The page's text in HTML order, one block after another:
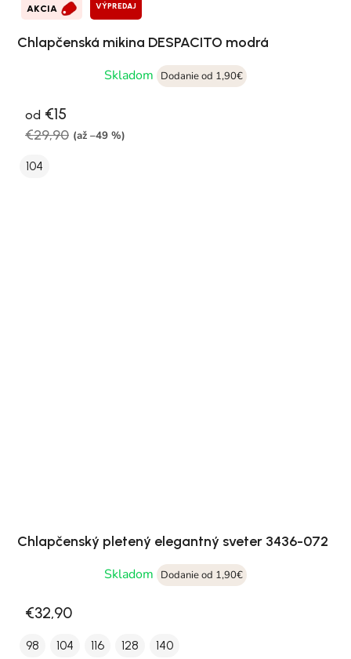
AKCIA VÝPREDAJ
Chlapčenská mikina DESPACITO modrá
Skladom
Dodanie od 1,90€
od €15
€29,90 (až –49 %)
104
Chlapčenský pletený elegantný sveter 3436-072
Skladom
Dodanie od 1,90€
€32,90
98 104 116 128 140